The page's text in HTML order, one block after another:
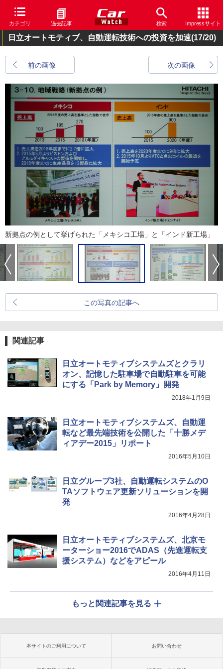
カテゴリ 過去記事 検索 Impressサイト
日立オートモティブ、自動運転技術への投資を加速(17/20)
前の画像 次の画像
新拠点の例として挙げられた「メキシコ工場」と「インド新工場」
この写真の記事へ
関連記事
日立オートモティブシステムズとクラリ
オン、記憶した駐車場で自動駐車を可能
にする「Park by Memory」開発
2018年1月9日
日立オートモティブシステムズ、自動運
転など最先端技術を公開した「十勝メデ
ィアデー2015」リポート
2016年5月10日
日立グループ3社、自動運転システムのO
TAソフトウェア更新ソリューションを開
発
2016年4月28日
日立オートモティブシステムズ、北京モ
ーターショー2016でADAS（先進運転支
援システム）などをアピール
2016年4月11日
もっと関連記事を見る
本サイトのご利用について お問い合わせ